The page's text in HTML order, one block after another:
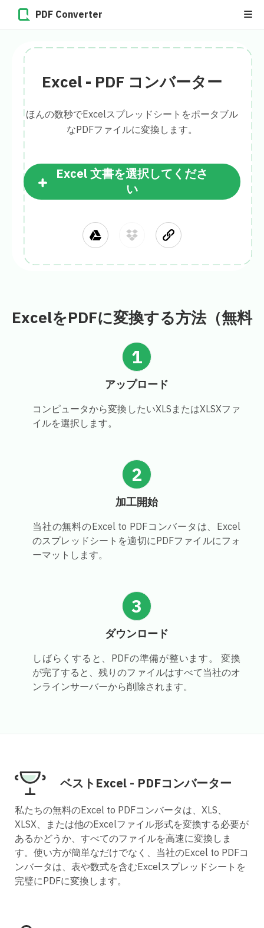
PDF Converter
Excel - PDF コンバーター
ほんの数秒でExcelスプレッドシートをポータブル
なPDFファイルに変換します。
Excel 文書を選択してくださ
い
ExcelをPDFに変換する方法（無料
1
アップロード
コンピュータから変換したいXLSまたはXLSXファ
イルを選択します。
2
加工開始
当社の無料のExcel to PDFコンバータは、Excel
のスプレッドシートを適切にPDFファイルにフォ
ーマットします。
3
ダウンロード
しばらくすると、PDFの準備が整います。 変換
が完了すると、残りのファイルはすべて当社のオ
ンラインサーバーから削除されます。
ベストExcel - PDFコンバーター
私たちの無料のExcel to PDFコンバータは、XLS、
XLSX、または他のExcelファイル形式を変換する必要が
あるかどうか、すべてのファイルを高速に変換しま
す。使い方が簡単なだけでなく、当社のExcel to PDFコ
ンバータは、表や数式を含むExcelスプレッドシートを
完璧にPDFに変換します。